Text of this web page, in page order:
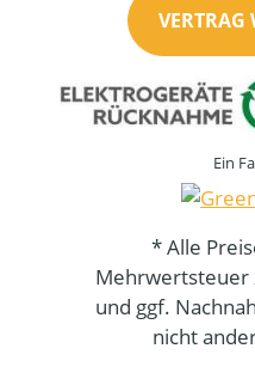
VERTRAG
Ein
* Alle
Mehrwertsteuer
und ggf.
nicht